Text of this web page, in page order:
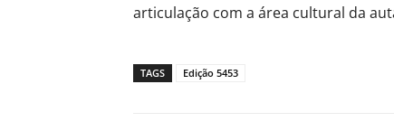
articulação com a área cultural da
TAGS Edição 5453